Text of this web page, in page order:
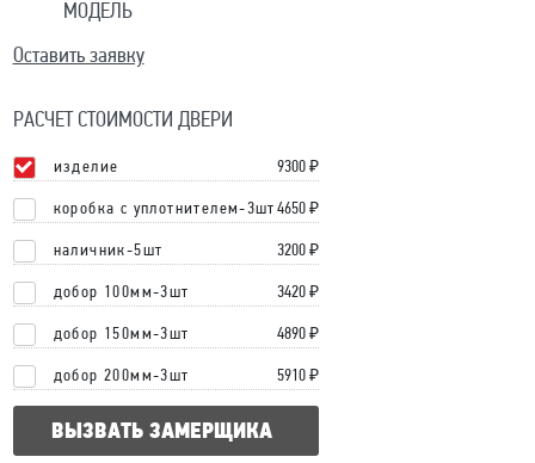
МОДЕЛЬ
Оставить заявку
РАСЧЕТ СТОИМОСТИ ДВЕРИ
изделие 9300₽
коробка с уплотнителем-3шт 4650 ₽
наличник-5шт 3200 ₽
добор 100мм-3шт 3420 ₽
добор 150мм-3шт 4890 ₽
добор 200мм-3шт 5910 ₽
ВЫЗВАТЬ ЗАМЕРЩИКА